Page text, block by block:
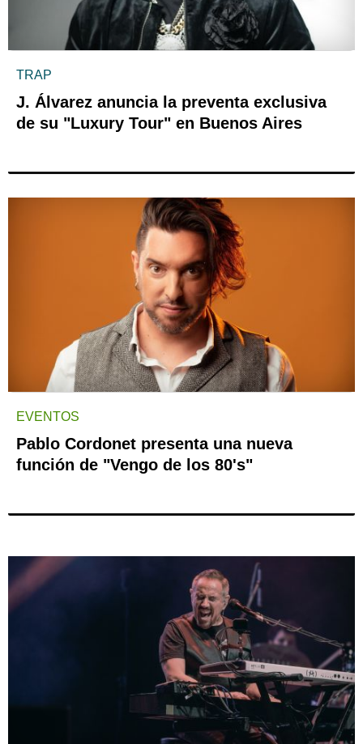
TRAP
J. Álvarez anuncia la preventa exclusiva
de su "Luxury Tour" en Buenos Aires
EVENTOS
Pablo Cordonet presenta una nueva
función de "Vengo de los 80's"